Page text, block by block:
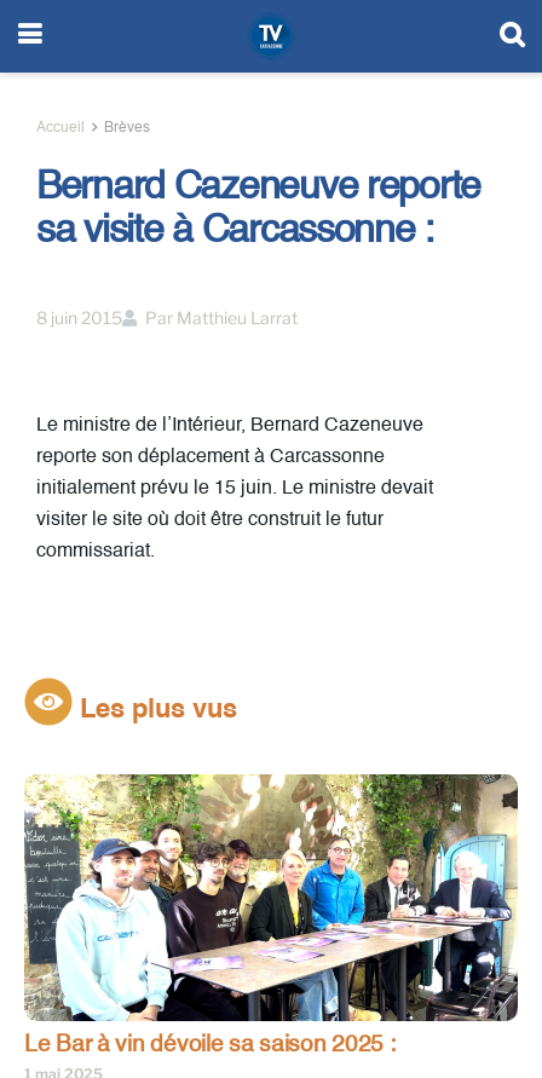
Accueil Brèves
Bernard Cazeneuve reporte
sa visite à Carcassonne :
8 juin 2015 Par Matthieu Larrat
Le ministre de l’Intérieur, Bernard Cazeneuve
reporte son déplacement à Carcassonne
initialement prévu le 15 juin. Le ministre devait
visiter le site où doit être construit le futur
commissariat.
Les plus vus
Le Bar à vin dévoile sa saison 2025 :
1 mai 2025